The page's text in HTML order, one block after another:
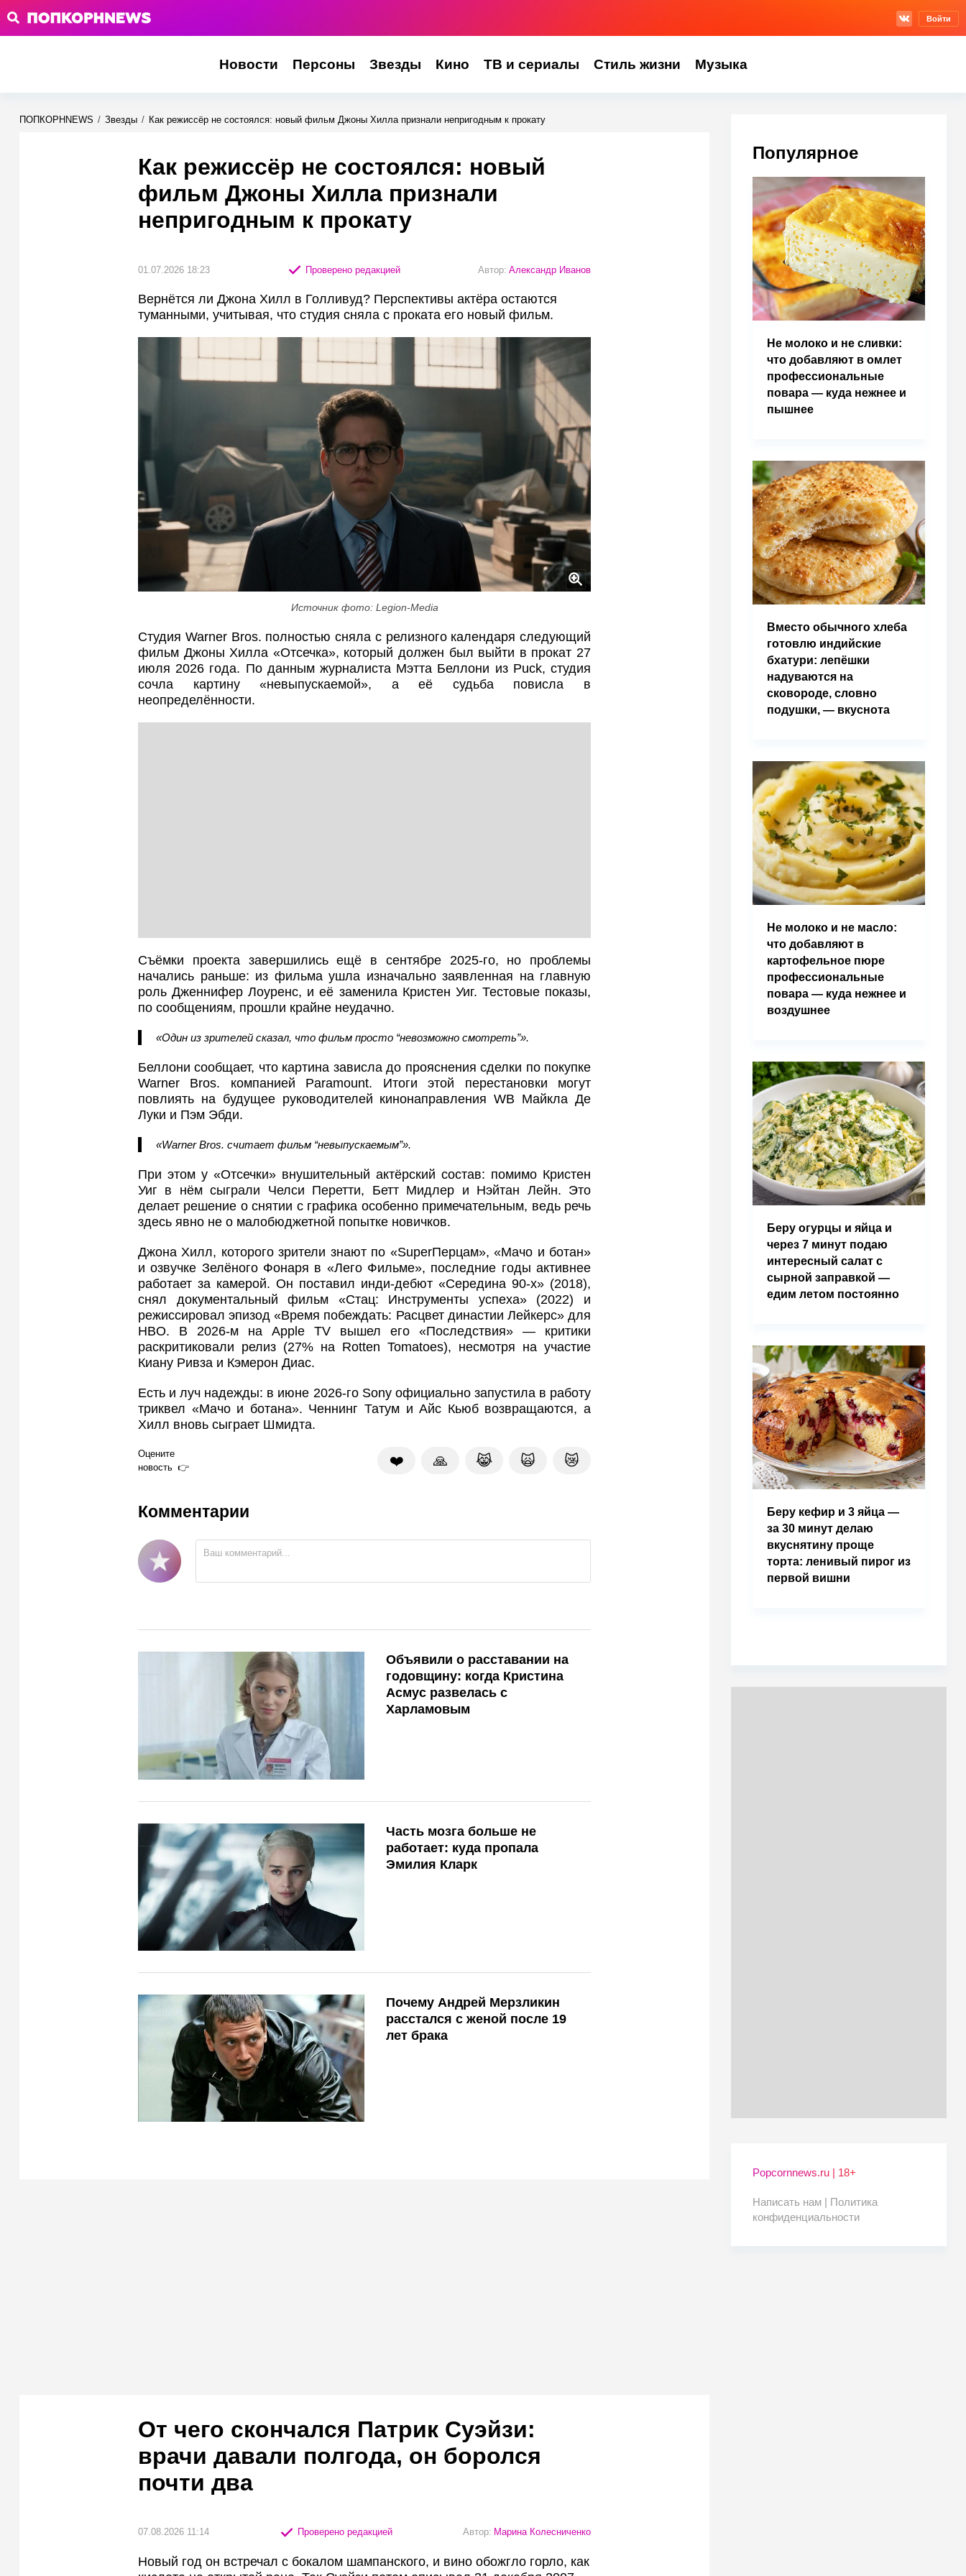
Войти
Новости Персоны Звезды Кино ТВ и сериалы Стиль жизни Музыка
ПОПКОРНNEWS / Звезды / Как режиссёр не состоялся: новый фильм Джоны Хилла признали непригодным к прокату
Как режиссёр не состоялся: новый
фильм Джоны Хилла признали
непригодным к прокату
01.07.2026 18:23 Проверено редакцией Автор: Александр Иванов
Вернётся ли Джона Хилл в Голливуд? Перспективы актёра остаются
туманными, учитывая, что студия сняла с проката его новый фильм.
Источник фото: Legion-Media
Студия Warner Bros. полностью сняла с релизного календаря следующий
фильм Джоны Хилла «Отсечка», который должен был выйти в прокат 27
июля 2026 года. По данным журналиста Мэтта Беллони из Puck, студия
сочла картину «невыпускаемой», а её судьба повисла в
неопределённости.
Съёмки проекта завершились ещё в сентябре 2025-го, но проблемы
начались раньше: из фильма ушла изначально заявленная на главную
роль Дженнифер Лоуренс, и её заменила Кристен Уиг. Тестовые показы,
по сообщениям, прошли крайне неудачно.
«Один из зрителей сказал, что фильм просто “невозможно смотреть”».
Беллони сообщает, что картина зависла до прояснения сделки по покупке
Warner Bros. компанией Paramount. Итоги этой перестановки могут
повлиять на будущее руководителей кинонаправления WB Майкла Де
Луки и Пэм Эбди.
«Warner Bros. считает фильм “невыпускаемым”».
При этом у «Отсечки» внушительный актёрский состав: помимо Кристен
Уиг в нём сыграли Челси Перетти, Бетт Мидлер и Нэйтан Лейн. Это
делает решение о снятии с графика особенно примечательным, ведь речь
здесь явно не о малобюджетной попытке новичков.
Джона Хилл, которого зрители знают по «SuperПерцам», «Мачо и ботан»
и озвучке Зелёного Фонаря в «Лего Фильме», последние годы активнее
работает за камерой. Он поставил инди-дебют «Середина 90-х» (2018),
снял документальный фильм «Стац: Инструменты успеха» (2022) и
режиссировал эпизод «Время побеждать: Расцвет династии Лейкерс» для
HBO. В 2026-м на Apple TV вышел его «Последствия» — критики
раскритиковали релиз (27% на Rotten Tomatoes), несмотря на участие
Киану Ривза и Кэмерон Диас.
Есть и луч надежды: в июне 2026-го Sony официально запустила в работу
триквел «Мачо и ботана». Ченнинг Татум и Айс Кьюб возвращаются, а
Хилл вновь сыграет Шмидта.
Оцените
новость
❤️ 🙏 😹 🙀 😿
Комментарии
Объявили о расставании на
годовщину: когда Кристина
Асмус развелась с
Харламовым
Часть мозга больше не
работает: куда пропала
Эмилия Кларк
Почему Андрей Мерзликин
расстался с женой после 19
лет брака
От чего скончался Патрик Суэйзи:
врачи давали полгода, он боролся
почти два
07.08.2026 11:14 Проверено редакцией Автор: Марина Колесниченко
Новый год он встречал с бокалом шампанского, и вино обожгло горло, как
Популярное
Не молоко и не сливки:
что добавляют в омлет
профессиональные
повара — куда нежнее и
пышнее
Вместо обычного хлеба
готовлю индийские
бхатури: лепёшки
надуваются на
сковороде, словно
подушки, — вкуснота
Не молоко и не масло:
что добавляют в
картофельное пюре
профессиональные
повара — куда нежнее и
воздушнее
Беру огурцы и яйца и
через 7 минут подаю
интересный салат с
сырной заправкой —
едим летом постоянно
Беру кефир и 3 яйца —
за 30 минут делаю
вкуснятину проще
торта: ленивый пирог из
первой вишни
Popcornnews.ru | 18+
Написать нам | Политика
конфиденциальности